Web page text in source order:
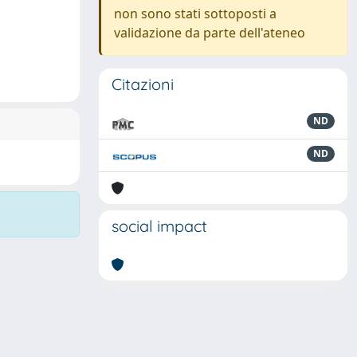
non sono stati sottoposti a
validazione da parte dell'ateneo
Citazioni
ND
ND
social impact